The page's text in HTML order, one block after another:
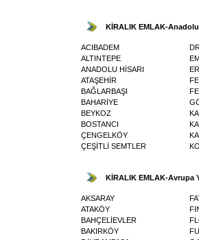
KİRALIK EMLAK-Anadolu
ACIBADEM
ALTINTEPE
ANADOLU HİSARI
ATAŞEHİR
BAĞLARBAŞI
BAHARİYE
BEYKOZ
BOSTANCI
ÇENGELKÖY
ÇEŞİTLİ SEMTLER
KİRALIK EMLAK-Avrupa
AKSARAY
ATAKÖY
BAHÇELİEVLER
BAKIRKÖY